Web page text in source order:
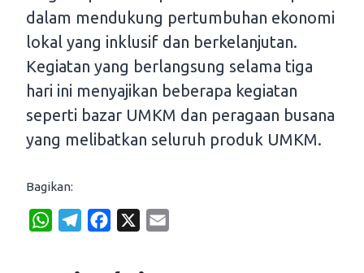
dalam mendukung pertumbuhan ekonomi
lokal yang inklusif dan berkelanjutan.
Kegiatan yang berlangsung selama tiga
hari ini menyajikan beberapa kegiatan
seperti bazar UMKM dan peragaan busana
yang melibatkan seluruh produk UMKM.
Bagikan:
W